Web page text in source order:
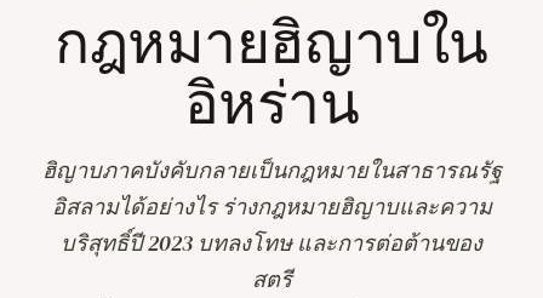
กฎหมายฮิญาบใน
อิหร่าน
ฮิญาบภาคบังคับกลายเป็นกฎหมายในสาธารณรัฐ
อิสลามได้อย่างไร ร่างกฎหมายฮิญาบและความ
บริสุทธิ์ปี 2023 บทลงโทษ และการต่อต้านของ
สตรี